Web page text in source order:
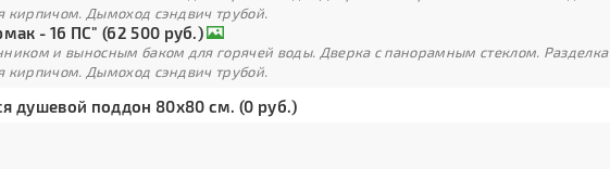
кирпичом. Дымоход сэндвич трубой.
- 16 ПС" (62 500 руб.)
и выносным баком для горячей воды. Дверка с панорамным стеклом. Разделка
кирпичом. Дымоход сэндвич трубой.
душевой поддон 80х80 см. (0 руб.)